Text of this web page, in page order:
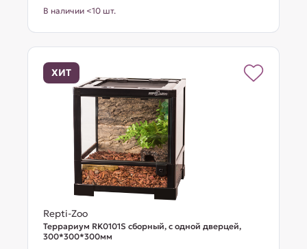
В наличии <10 шт.
ХИТ
Repti-Zoo
Террариум RK0101S сборный, с одной дверцей,
300*300*300мм